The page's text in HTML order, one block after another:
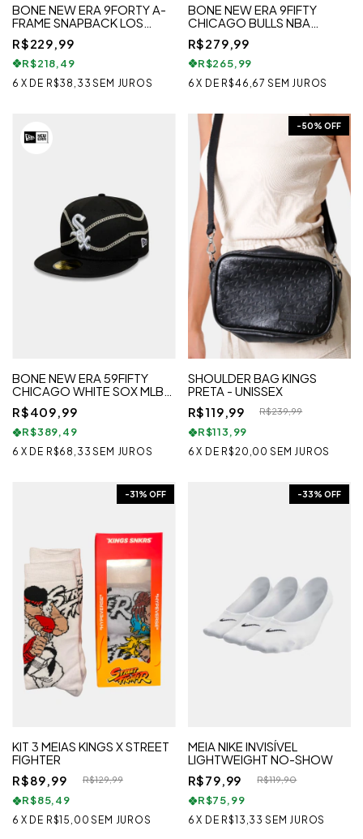
BONE NEW ERA 9FORTY A-
FRAME SNAPBACK LOS
ANGELES KINGS NHL PRETO
R$229,99
R$218,49
6 X DE R$38,33 SEM JUROS
BONE NEW ERA 9FIFTY
CHICAGO BULLS NBA
STATEMENT EDITION
R$279,99
R$265,99
6 X DE R$46,67 SEM JUROS
BONE NEW ERA 59FIFTY
CHICAGO WHITE SOX MLB
PRETO
R$409,99
R$389,49
6 X DE R$68,33 SEM JUROS
-50% OFF
SHOULDER BAG KINGS
PRETA - UNISSEX
R$119,99
R$239,99
R$113,99
6 X DE R$20,00 SEM JUROS
-31% OFF
KIT 3 MEIAS KINGS X STREET
FIGHTER
R$89,99
R$129,99
R$85,49
6 X DE R$15,00 SEM JUROS
-33% OFF
MEIA NIKE INVISÍVEL
LIGHTWEIGHT NO-SHOW
R$79,99
R$119,90
R$75,99
6 X DE R$13,33 SEM JUROS